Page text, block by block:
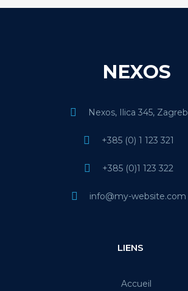
NEXOS
Nexos, Ilica 345, Zagreb
+385 (0) 1 123 321
+385 (0)1 123 322
info@my-website.com
LIENS
Accueil